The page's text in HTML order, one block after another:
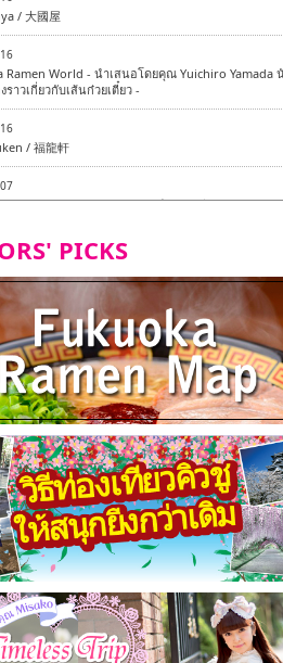
/ 大國屋
Ramen World - นำเสนอโดยคุณ Yuichiro Yamada
ราวเกี่ยวกับเส้นก๋วยเตี๋ยว -
/ 福龍軒
สาขาหลักฮากาตะ - ทัวร์ชิมเมนูวีแกนและมังสวิ
นูวีแกนและมังสวิรัติในเมืองฟุกุโอกะ
Daimyo - ทัวร์ชิมเมนูวีแกนและมังสวิรัติในเมืองฟุกุ
Orio Honsha Udon-ten / 東筑軒 折尾本社うど
Shokudo / 丸好食堂
PICKS